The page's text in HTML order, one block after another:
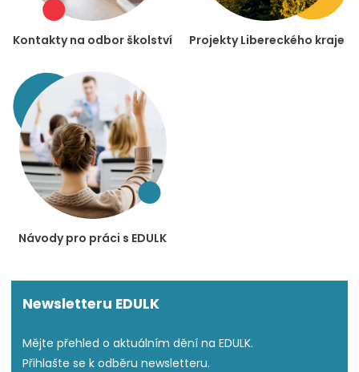
Kontakty na odbor školství Projekty Libereckého kraje
Návody pro práci s EDULK
Newsletteru EDULK
Mějte přehled o aktuálním dění na EDULK.
Přihlašte se k odběru newsletteru.